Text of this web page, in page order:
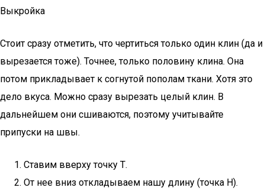
Выкройка
Стоит сразу отметить, что чертиться только один клин (да и
вырезается тоже). Точнее, только половину клина. Она
потом прикладывает к согнутой пополам ткани. Хотя это
дело вкуса. Можно сразу вырезать целый клин. В
дальнейшем они сшиваются, поэтому учитывайте
припуски на швы.
Ставим вверху точку Т.
От нее вниз откладываем нашу длину (точка Н).